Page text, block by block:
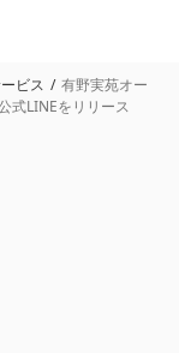
ビス
有野実苑オー
式LINEをリリース